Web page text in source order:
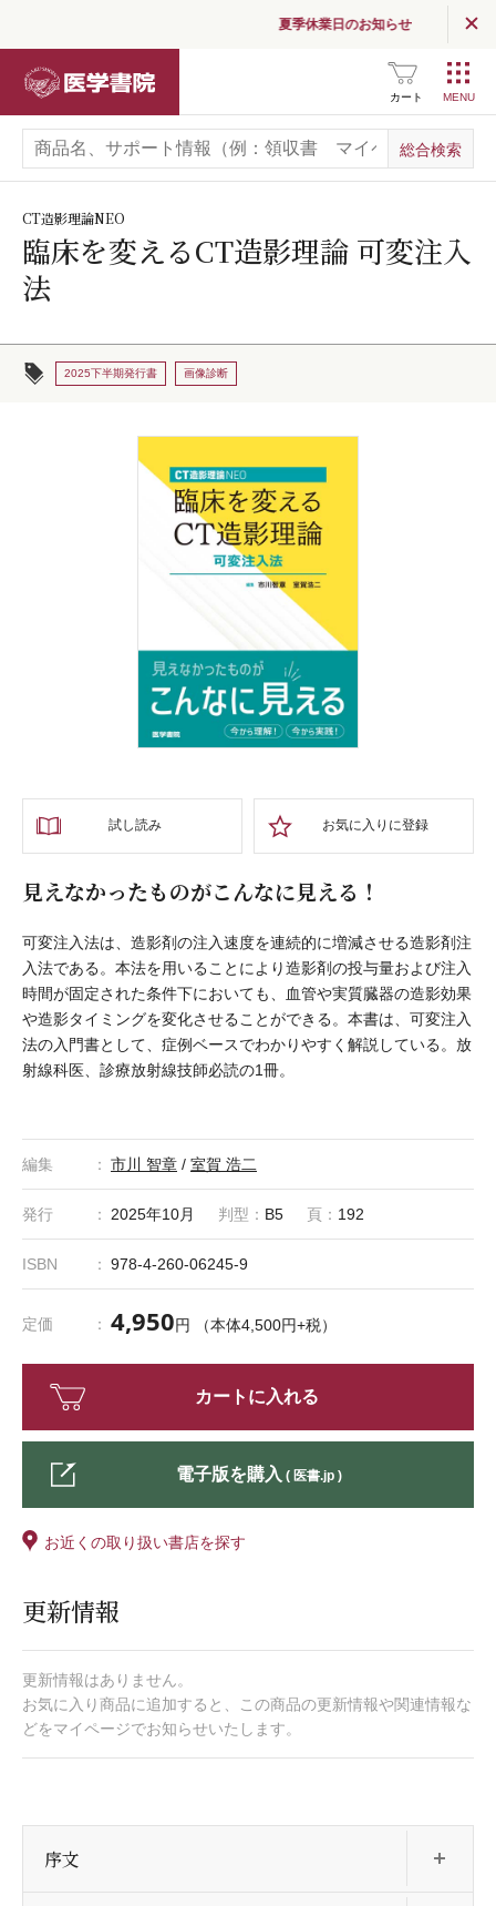
夏季休業日のお知らせ
カート
CT造影理論NEO
臨床を変えるCT造影理論 可変注入
法
2025下半期発行書 画像診断
試し読み お気に入りに登録
見えなかったものがこんなに見える！
可変注入法は、造影剤の注入速度を連続的に増減させる造影剤注
入法である。本法を用いることにより造影剤の投与量および注入
時間が固定された条件下においても、血管や実質臓器の造影効果
や造影タイミングを変化させることができる。本書は、可変注入
法の入門書として、症例ベースでわかりやすく解説している。放
射線科医、診療放射線技師必読の1冊。
編集 市川 智章 / 室賀 浩二
発行 2025年10月 判型： B5 頁： 192
ISBN 978-4-260-06245-9
定価 4,950円 （本体4,500円+税）
カートに入れる
電子版を購入 ( 医書.jp )
お近くの取り扱い書店を探す
更新情報
更新情報はありません。
お気に入り商品に追加すると、この商品の更新情報や関連情報な
どをマイページでお知らせいたします。
序文